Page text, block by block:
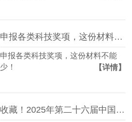
申报各类科技奖项，这份材料不能少！
申报各类科技奖项，这份材料不能
少！
【详情】
收藏！2025年第二十六届中国专利奖申报早规划